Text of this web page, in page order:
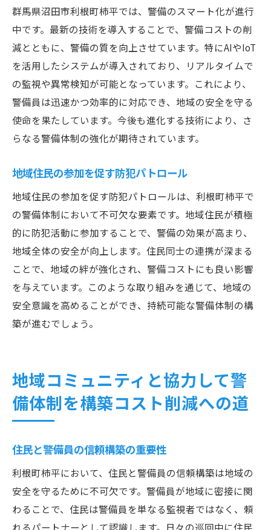
地域の特性を活かした柔軟な警備対応
住民の声を活かした問題解決策
地域に根ざした警備教育の重要性
長期的視点での課題解決とコスト管理
群馬県沼田市利根町柿平では、警備のスマート化が進行
中です。最新の技術を導入することで、警備コストの削
減とともに、警備の質を向上させています。特にAIやIoT
を活用したシステムが導入されており、リアルタイムで
の監視や異常検知が可能となっています。これにより、
警備員は迅速かつ効率的に対応でき、地域の安全を守る
使命を果たしています。今後も進化する技術により、さ
らなる警備体制の強化が期待されています。
地域住民の参加を促す防犯パトロール
地域住民の参加を促す防犯パトロールは、利根町柿平で
の警備体制において不可欠な要素です。地域住民が積極
的に防犯活動に参加することで、警備の効果が高まり、
地域全体の安全が向上します。住民同士の連携が深まる
ことで、地域の絆が強化され、警備コストにも良い影響
を与えています。このような取り組みを通じて、地域の
安全意識を高めることができ、持続可能な警備体制の構
築が進むでしょう。
地域コミュニティと協力して警
備体制を構築コスト削減への道
住民と警備員の信頼構築の重要性
利根町柿平において、住民と警備員の信頼構築は地域の
安全を守るために不可欠です。警備員が地域に密接に関
わることで、住民は警備員を単なる監視者ではなく、頼
れるパートナーとして認識します。日々の巡回中に住民